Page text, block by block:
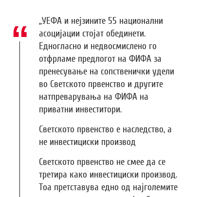
„УЕФА и нејзините 55 национални
асоцијации стојат обединети.
Едногласно и недвосмислено го
отфрламе предлогот на ФИФА за
пренесување на сопственички удели
во Светското првенство и другите
натпреварувања на ФИФА на
приватни инвеститори.
Светското првенство е наследство, а
не инвестициски производ
Светското првенство не смее да се
третира како инвестициски производ.
Тоа претставува едно од најголемите